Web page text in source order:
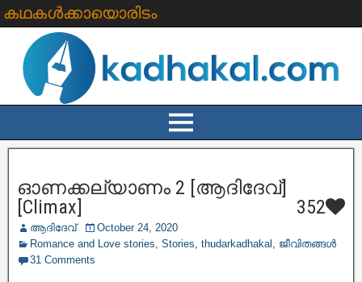
കഥകൾക്കായൊരിടം
ഓണക്കല്യാണം 2 [ആദിദേവ്]
[Climax]
352
ആദിദേവ്
October 24, 2020
Romance and Love stories, Stories, thudarkadhakal , ജീവിതങ്ങള്‍
31 Comments